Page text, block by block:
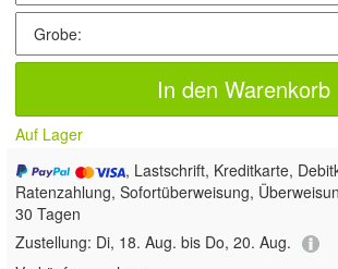
In den Warenkorb
Auf Lager
, Lastschrift, Kreditkarte,
Ratenzahlung, Sofortüberweisung,
30 Tagen
Zustellung: Di, 18. Aug. bis Do, 20. Aug.